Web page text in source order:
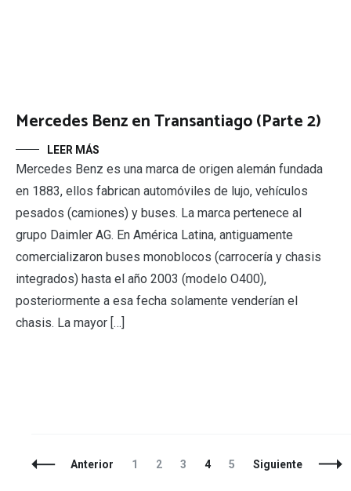
Mercedes Benz en Transantiago (Parte 2)
LEER MÁS
Mercedes Benz es una marca de origen alemán fundada
en 1883, ellos fabrican automóviles de lujo, vehículos
pesados (camiones) y buses. La marca pertenece al
grupo Daimler AG. En América Latina, antiguamente
comercializaron buses monoblocos (carrocería y chasis
integrados) hasta el año 2003 (modelo O400),
posteriormente a esa fecha solamente venderían el
chasis. La mayor […]
NavegaciónAnterior Página
1 Página
2 Página
3 Página
4 Página
5 Siguiente